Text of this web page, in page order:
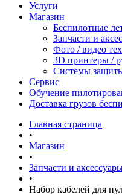
Услуги
Магазин
Беспилотные
Запчасти и
Фото / видео
3D принтеры /
Системы
Сервис
Обучение
Доставка грузов
Главная страница
•
Магазин
•
Запчасти и
•
Набор кабелей для